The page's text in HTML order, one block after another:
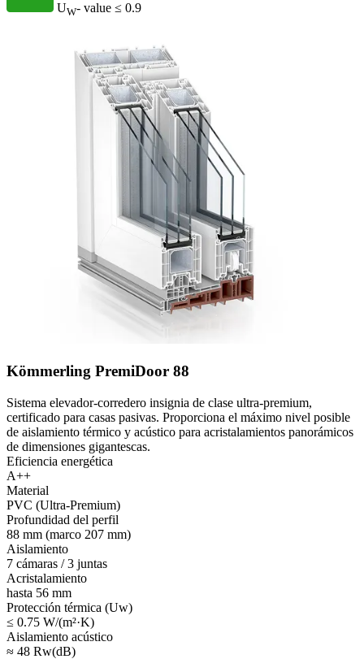
UW- value ≤ 0.9
Kömmerling PremiDoor 88
Sistema elevador-corredero insignia de clase ultra-premium,
certificado para casas pasivas. Proporciona el máximo nivel posible
de aislamiento térmico y acústico para acristalamientos panorámicos
de dimensiones gigantescas.
Eficiencia energética
A++
Material
PVC (Ultra-Premium)
Profundidad del perfil
88 mm (marco 207 mm)
Aislamiento
7 cámaras / 3 juntas
Acristalamiento
hasta 56 mm
Protección térmica (Uw)
≤ 0.75 W/(m²·K)
Aislamiento acústico
≈ 48 Rw(dB)